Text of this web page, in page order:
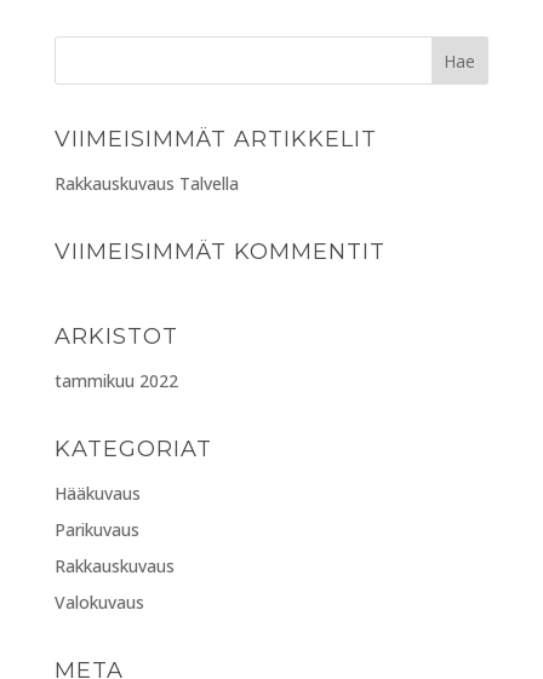
VIIMEISIMMÄT ARTIKKELIT
Rakkauskuvaus Talvella
VIIMEISIMMÄT KOMMENTIT
ARKISTOT
tammikuu 2022
KATEGORIAT
Hääkuvaus
Parikuvaus
Rakkauskuvaus
Valokuvaus
META